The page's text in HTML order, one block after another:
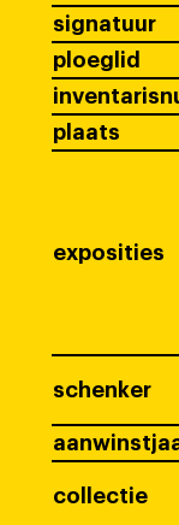
signatuur
ploeglid
plaats
exposities
schenker
collectie